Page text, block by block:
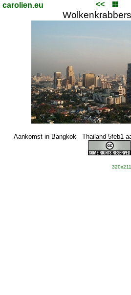
carolien.eu <<
Aankomst in Bangkok - Thailand 5feb1-
320x211